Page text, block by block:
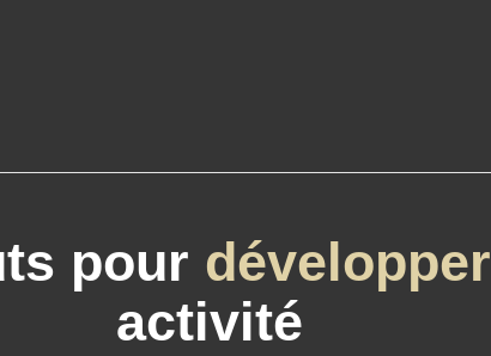
pour développer
activité